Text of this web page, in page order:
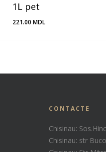
1L pet
221.00MDL
CONTACTE
Chisinau:
Chisinau: str